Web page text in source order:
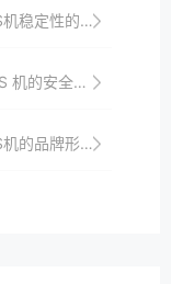
术保障与应用案例分享
安全保障措施
塑造与市场口碑建设